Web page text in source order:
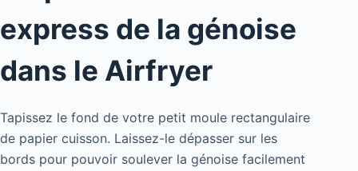
express de la génoise
dans le Airfryer
Tapissez le fond de votre petit moule rectangulaire
de papier cuisson. Laissez-le dépasser sur les
bords pour pouvoir soulever la génoise facilement